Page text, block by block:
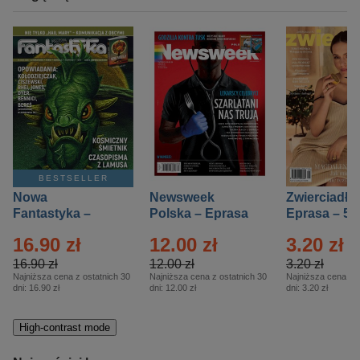
BESTSELLER
Nowa
Fantastyka –
16.90 zł
16.90 zł
Najniższa cena z ostatnich 30
dni: 16.90 zł
Newsweek
Polska – Eprasa
12.00 zł
12.00 zł
Najniższa cena z ostatnich 30
dni: 12.00 zł
Zwierciadło
Eprasa – 5/
3.20 zł
3.20 zł
Najniższa cena z
dni: 3.20 zł
High-contrast mode